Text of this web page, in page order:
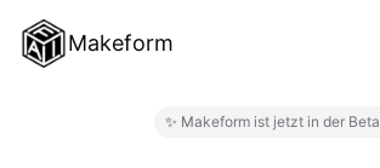
Makeform
✨ Makeform ist jetzt in der Beta